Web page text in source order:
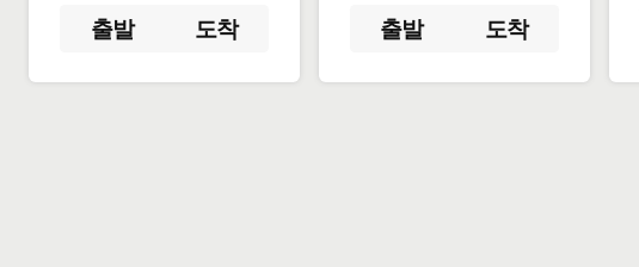
출발 도착 출발 도착